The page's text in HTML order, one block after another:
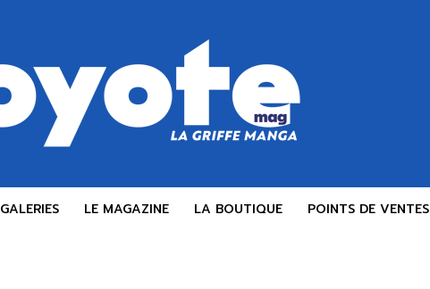
GALERIES LE MAGAZINE LA BOUTIQUE POINTS DE VENTES